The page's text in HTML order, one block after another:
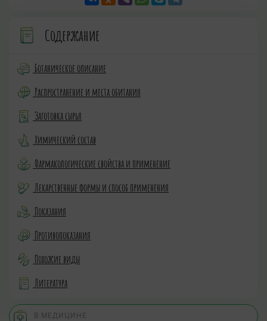
Содержание
Ботаническое описание
Распространение и места обитания
Заготовка сырья
Химический состав
Фармакологические свойства и применение
Лекарственные формы и способ применения
Показания
Противопоказания
Похожие виды
Литература
В МЕДИЦИНЕ